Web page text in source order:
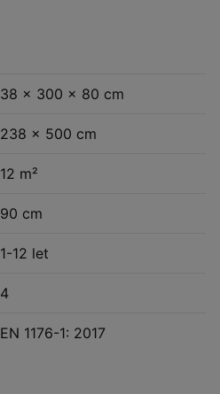
38 x 300 x 80 cm
238 x 500 cm
12 m²
90 cm
1-12 let
4
EN 1176-1: 2017